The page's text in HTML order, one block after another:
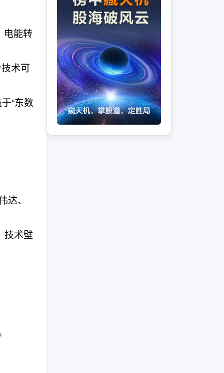
电能转
术可
“东数
、
技术壁